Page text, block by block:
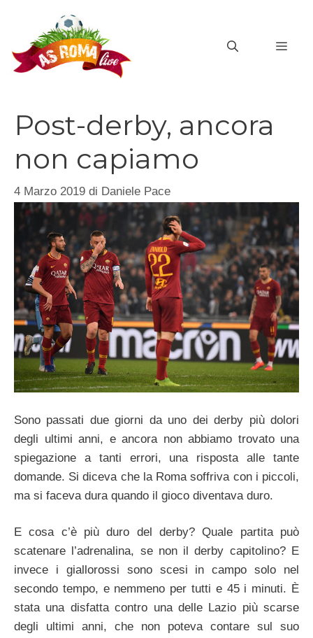
contenuto
Post-derby, ancora
non capiamo
4 Marzo 2019 di Daniele Pace
Sono passati due giorni da uno dei derby più dolori
degli ultimi anni, e ancora non abbiamo trovato una
spiegazione a tanti errori, una risposta alle tante
domande. Si diceva che la Roma soffriva con i piccoli,
ma si faceva dura quando il gioco diventava duro.
E cosa c’è più duro del derby? Quale partita può
scatenare l’adrenalina, se non il derby capitolino? E
invece i giallorossi sono scesi in campo solo nel
secondo tempo, e nemmeno per tutti e 45 i minuti. È
stata una disfatta contro una delle Lazio più scarse
degli ultimi anni, che non poteva contare sul suo